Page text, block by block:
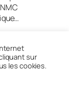
sur
les cookies.